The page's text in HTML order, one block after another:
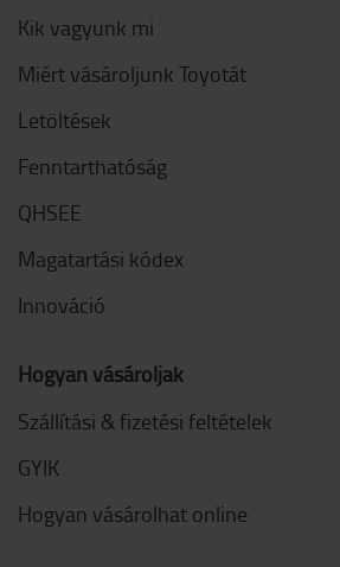
Kik vagyunk mi
Miért vásároljunk Toyotát
Letöltések
Fenntarthatóság
QHSEE
Magatartási kódex
Innováció
Hogyan vásároljak
Szállítási & fizetési feltételek
GYIK
Hogyan vásárolhat online